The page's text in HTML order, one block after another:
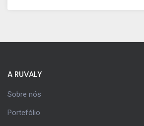
A RUVALY
Sobre nós
Portefólio